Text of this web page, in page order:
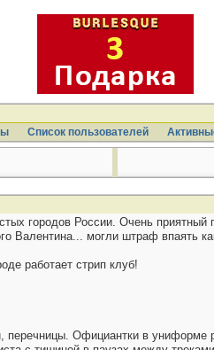
Список пользователей
городов России. Очень
Валентина... могли штраф впаять
работает стрип клуб!
Официантки в